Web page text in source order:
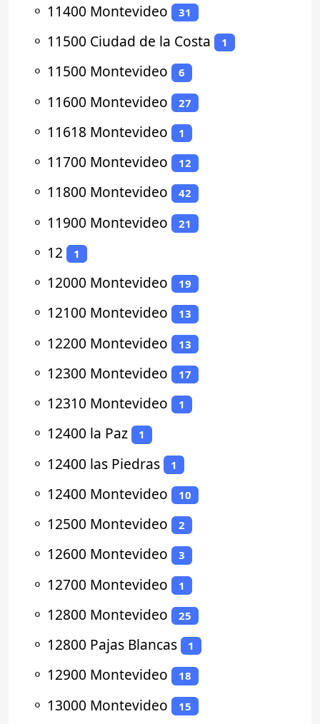
⚬ 11400 Montevideo 31
⚬ 11500 Ciudad de la Costa 1
⚬ 11500 Montevideo 6
⚬ 11600 Montevideo 27
⚬ 11618 Montevideo 1
⚬ 11700 Montevideo 12
⚬ 11800 Montevideo 42
⚬ 11900 Montevideo 21
⚬ 12 1
⚬ 12000 Montevideo 19
⚬ 12100 Montevideo 13
⚬ 12200 Montevideo 13
⚬ 12300 Montevideo 17
⚬ 12310 Montevideo 1
⚬ 12400 la Paz 1
⚬ 12400 las Piedras 1
⚬ 12400 Montevideo 10
⚬ 12500 Montevideo 2
⚬ 12600 Montevideo 3
⚬ 12700 Montevideo 1
⚬ 12800 Montevideo 25
⚬ 12800 Pajas Blancas 1
⚬ 12900 Montevideo 18
⚬ 13000 Montevideo 15